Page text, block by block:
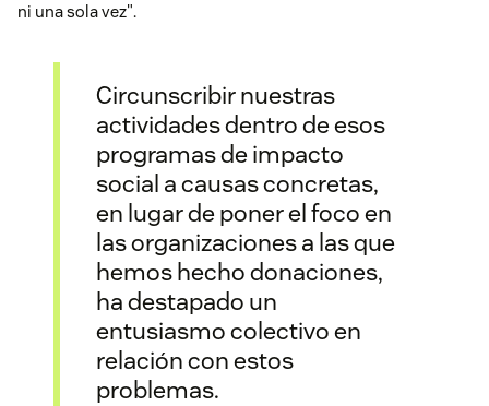
ni una sola vez".
Circunscribir nuestras
actividades dentro de esos
programas de impacto
social a causas concretas,
en lugar de poner el foco en
las organizaciones a las que
hemos hecho donaciones,
ha destapado un
entusiasmo colectivo en
relación con estos
problemas.